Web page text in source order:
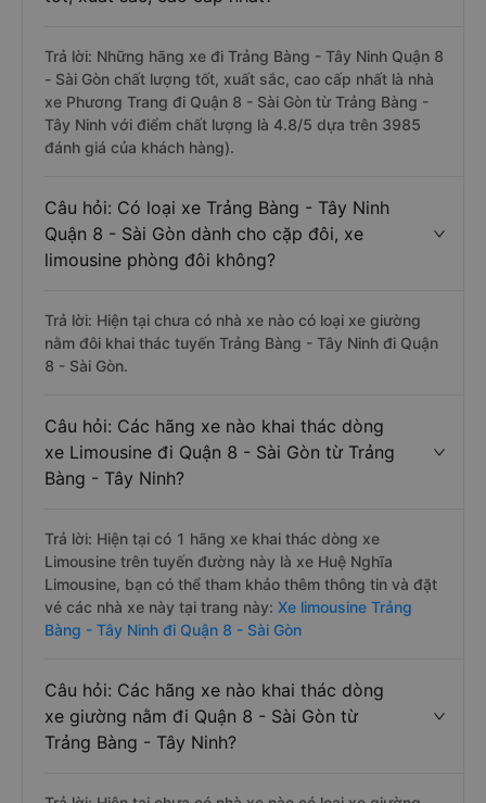
Trả lời: Những hãng xe đi Trảng Bàng - Tây Ninh Quận 8
- Sài Gòn chất lượng tốt, xuất sắc, cao cấp nhất là nhà
xe Phương Trang đi Quận 8 - Sài Gòn từ Trảng Bàng -
Tây Ninh với điểm chất lượng là 4.8/5 dựa trên 3985
đánh giá của khách hàng).
Câu hỏi: Có loại xe Trảng Bàng - Tây Ninh
Quận 8 - Sài Gòn dành cho cặp đôi, xe
limousine phòng đôi không?
Trả lời: Hiện tại chưa có nhà xe nào có loại xe giường
nằm đôi khai thác tuyến Trảng Bàng - Tây Ninh đi Quận
8 - Sài Gòn.
Câu hỏi: Các hãng xe nào khai thác dòng
xe Limousine đi Quận 8 - Sài Gòn từ Trảng
Bàng - Tây Ninh?
Trả lời: Hiện tại có 1 hãng xe khai thác dòng xe
Limousine trên tuyến đường này là xe Huệ Nghĩa
Limousine, bạn có thể tham khảo thêm thông tin và đặt
vé các nhà xe này tại trang này: Xe limousine Trảng
Bàng - Tây Ninh đi Quận 8 - Sài Gòn
Câu hỏi: Các hãng xe nào khai thác dòng
xe giường nằm đi Quận 8 - Sài Gòn từ
Trảng Bàng - Tây Ninh?